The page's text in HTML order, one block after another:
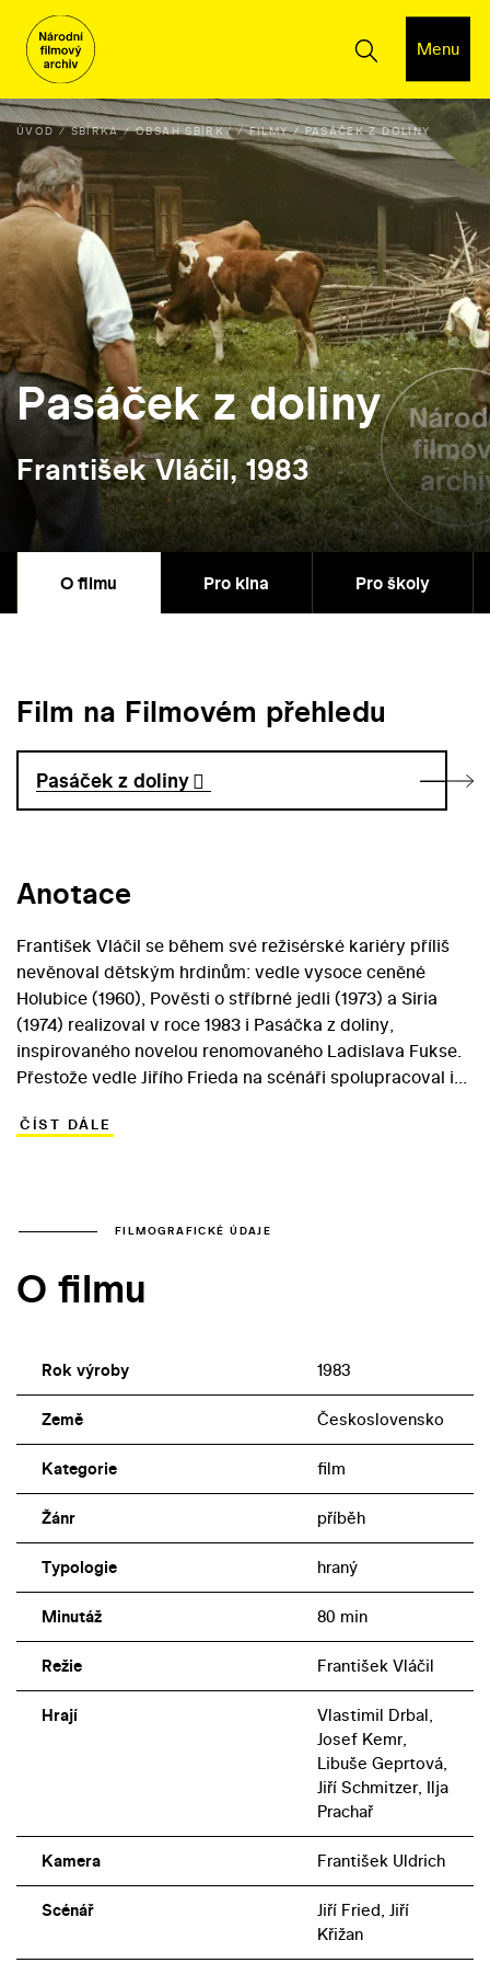
Menu
ÚVOD SBÍRKA OBSAH SBÍRKY FILMY PASÁČEK Z DOLINY
Pasáček z doliny
František Vláčil, 1983
O filmu Pro kina Pro školy
Film na Filmovém přehledu
Pasáček z doliny
Anotace
František Vláčil se během své režisérské kariéry příliš
nevěnoval dětským hrdinům: vedle vysoce ceněné
Holubice (1960), Pověsti o stříbrné jedli (1973) a Siria
(1974) realizoval v roce 1983 i Pasáčka z doliny,
inspirovaného novelou renomovaného Ladislava Fukse.
Přestože vedle Jiřího Frieda na scénáři spolupracoval i
vesnického chlapce, unikajícího do pohádkových
režisérovými vnitřně dynamickými opusy, situovanými
horkého léta (1977). Malý Vlastimil Drbal se objevil ještě
natáčení Markety Lazarové (1967) a naposled v
máchovském dramatu Mág. (1987).
ČÍST DÁLE
FILMOGRAFICKÉ ÚDAJE
O filmu
Rok výroby 1983
Země Československo
Kategorie film
Žánr příběh
Typologie hraný
Minutáž 80 min
Režie František Vláčil
Hrají
Vlastimil Drbal,
Josef Kemr,
Libuše Geprtová,
Jiří Schmitzer, Ilja
Prachař
Kamera František Uldrich
Scénář
Jiří Fried, Jiří
Křižan